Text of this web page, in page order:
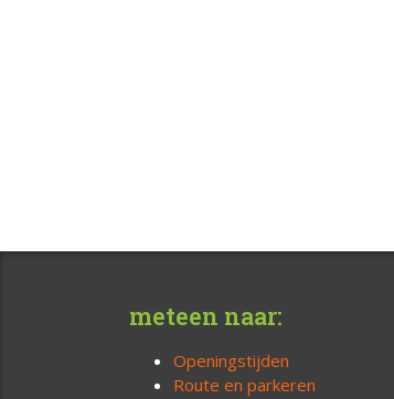
meteen naar:
Openingstijden
Route en parkeren